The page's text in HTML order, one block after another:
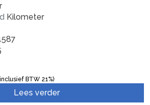
Kilometer
BTW 21%)
Lees verder